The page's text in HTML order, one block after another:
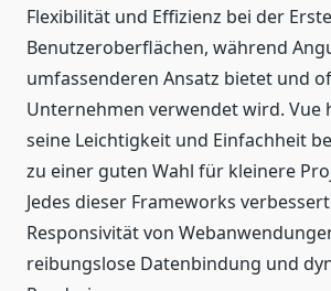
Flexibilität und Effizienz bei der
Benutzeroberflächen, während
umfassenderen Ansatz bietet und
Unternehmen verwendet wird. Vue
seine Leichtigkeit und Einfachheit
zu einer guten Wahl für kleinere
Jedes dieser Frameworks
Responsivität von
reibungslose Datenbindung und